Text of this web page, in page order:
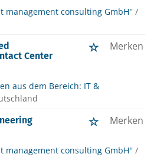
management consulting GmbH'' /
Center
Merken
aus dem Bereich: IT &
Merken
management consulting GmbH'' /